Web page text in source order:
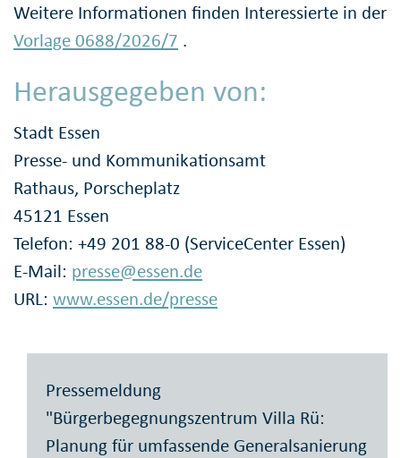
Weitere Informationen finden Interessierte in der
Vorlage 0688/2026/7 .
Herausgegeben von:
Stadt Essen
Presse- und Kommunikationsamt
Rathaus, Porscheplatz
45121 Essen
Telefon: +49 201 88-0 (ServiceCenter Essen)
E-Mail: presse@essen.de
URL: www.essen.de/presse
Pressemeldung
"Bürgerbegegnungszentrum Villa Rü:
Planung für umfassende Generalsanierung